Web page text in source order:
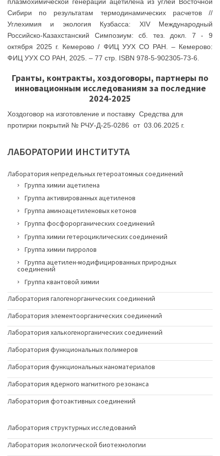
Сибири по результатам термодинамических расчетов //
Углехимия и экология Кузбасса: XIV Международный
Российско-Казахстанский Симпозиум: сб. тез. докл. 7 - 9
октября 2025 г. Кемерово / ФИЦ УУХ СО РАН. – Кемерово:
ФИЦ УУХ СО РАН, 2025. – 77 стр. ISBN 978-5-902305-73-6.
Гранты, контракты, хоздоговоры, партнеры по
инновационным исследованиям за последние
2024-2025
Хоздоговор на изготовление и поставку Средства для
протирки покрытий № РЧУ-Д-25-0286 от 03.06.2025 г.
ЛАБОРАТОРИИ ИНСТИТУТА
Лаборатория непредельных гетероатомных соединений
Группа химии ацетилена
Группа активированных ацетиленов
Группа аминоацетиленовых кетонов
Группа фосфорорганических соединений
Группа химии гетероциклических соединений
Группа химии пирролов
Группа ацетилен-модифицированных природных
соединений
Группа квантовой химии
Лаборатория галогенорганических соединений
Лаборатория элементоорганических соединений
Лаборатория халькогенорганических соединений
Лаборатория функциональных полимеров
Лаборатория функциональных наноматериалов
Лаборатория ядерного магнитного резонанса
Лаборатория фотоактивных соединений
Лаборатория структурных исследований
Лаборатория экологической биотехнологии